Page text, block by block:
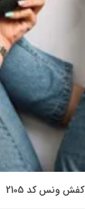
کفش ونس کد 2105